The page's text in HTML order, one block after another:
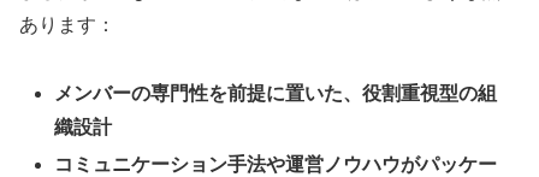
あります：
メンバーの専門性を前提に置いた、役割重視型の組
織設計
コミュニケーション手法や運営ノウハウがパッケー